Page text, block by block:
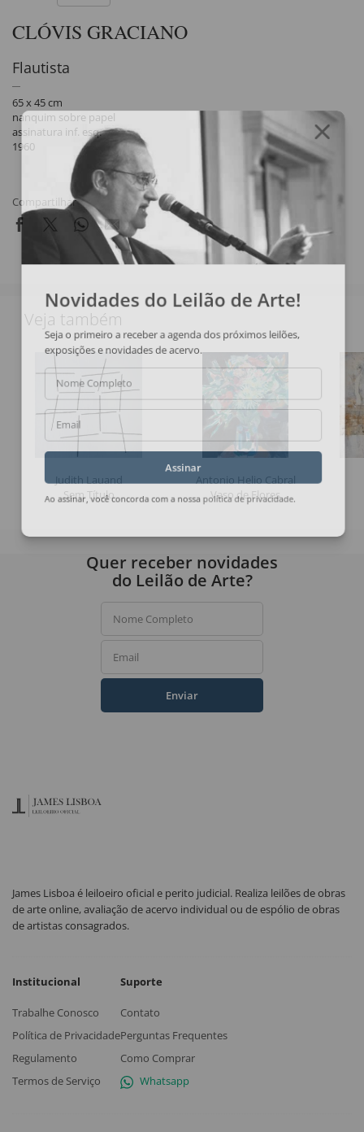
CLÓVIS GRACIANO
Flautista
65 x 45 cm
nanquim sobre papel
assinatura inf. esq.
1960
Compartilhar
Veja também
Judith Lauand
Sem Título
Antonio Helio Cabral
Vaso de Flores
Novidades do Leilão de Arte!
Seja o primeiro a receber a agenda dos próximos leilões,
exposições e novidades de acervo.
Nome Completo
Email
Assinar
Ao assinar, você concorda com a nossapolítica de privacidade
Quer receber novidades
do Leilão de Arte?
Nome Completo
Email
Enviar
James Lisboa é leiloeiro oficial e perito judicial. Realiza leilões de obras
de arte online, avaliação de acervo individual ou de espólio de obras
de artistas consagrados.
Institucional
Trabalhe Conosco
Política de Privacidade
Regulamento
Termos de Serviço
Suporte
Contato
Perguntas Frequentes
Como Comprar
Whatsapp